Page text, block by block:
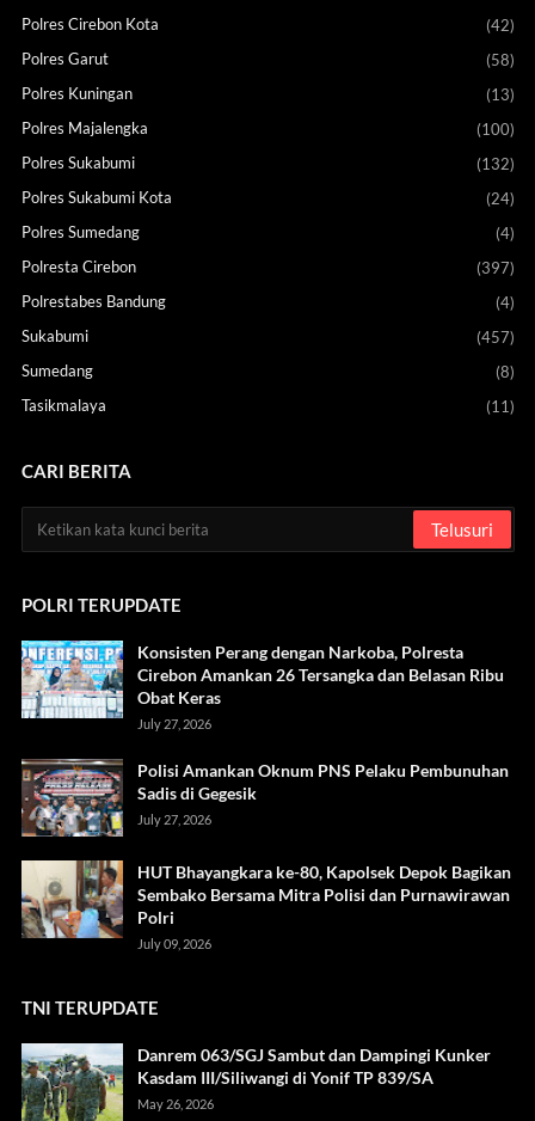
Polres Cirebon Kota
(42)
Polres Garut
(58)
Polres Kuningan
(13)
Polres Majalengka
(100)
Polres Sukabumi
(132)
Polres Sukabumi Kota
(24)
Polres Sumedang
(4)
Polresta Cirebon
(397)
Polrestabes Bandung
(4)
Sukabumi
(457)
Sumedang
(8)
Tasikmalaya
(11)
CARI BERITA
POLRI TERUPDATE
Konsisten Perang dengan Narkoba, Polresta
Cirebon Amankan 26 Tersangka dan Belasan Ribu
Obat Keras
July 27, 2026
Polisi Amankan Oknum PNS Pelaku Pembunuhan
Sadis di Gegesik
July 27, 2026
HUT Bhayangkara ke-80, Kapolsek Depok Bagikan
Sembako Bersama Mitra Polisi dan Purnawirawan
Polri
July 09, 2026
TNI TERUPDATE
Danrem 063/SGJ Sambut dan Dampingi Kunker
Kasdam III/Siliwangi di Yonif TP 839/SA
May 26, 2026